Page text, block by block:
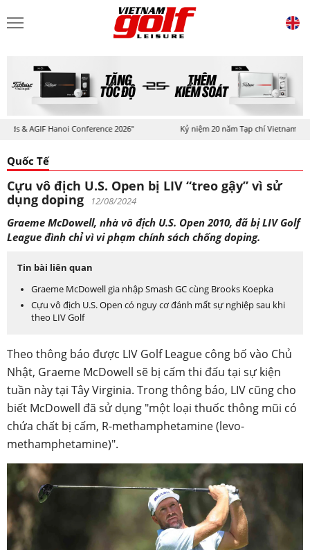
& AGIF Hanoi Conference 2026" Kỷ niệm 20 năm Tạp chí Vietnam Golf
Quốc Tế
Cựu vô địch U.S. Open bị LIV “treo gậy” vì sử
dụng doping
12/08/2024
Graeme McDowell, nhà vô địch U.S. Open 2010, đã bị LIV Golf
League đình chỉ vì vi phạm chính sách chống doping.
Tin bài liên quan
Graeme McDowell gia nhập Smash GC cùng Brooks Koepka
Cựu vô địch U.S. Open có nguy cơ đánh mất sự nghiệp sau khi
theo LIV Golf
Theo thông báo được LIV Golf League công bố vào Chủ
Nhật, Graeme McDowell sẽ bị cấm thi đấu tại sự kiện
tuần này tại Tây Virginia. Trong thông báo, LIV cũng cho
biết McDowell đã sử dụng "một loại thuốc thông mũi có
chứa chất bị cấm, R-methamphetamine (levo-
methamphetamine)".